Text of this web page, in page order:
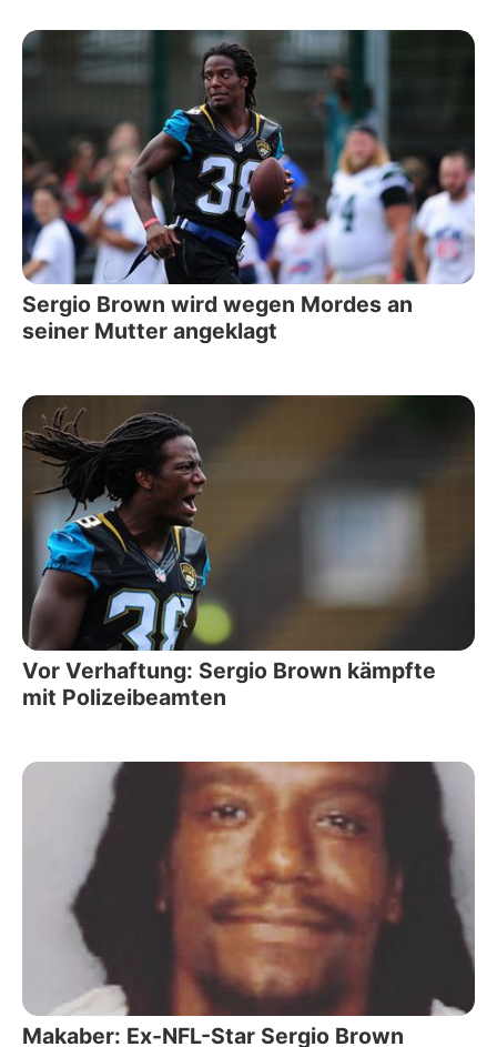
Sergio Brown wird wegen Mordes an
seiner Mutter angeklagt
Vor Verhaftung: Sergio Brown kämpfte
mit Polizeibeamten
Makaber: Ex-NFL-Star Sergio Brown